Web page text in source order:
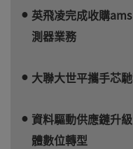
英飛凌完成收購
測器業務
大聯大世平攜手芯
資料驅動供應鏈升
體數位轉型